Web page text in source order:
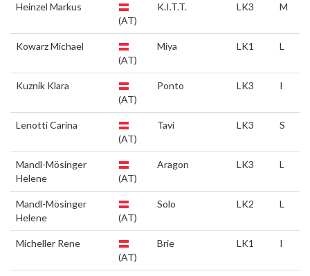
Heinzel Markus
(AT)
K.I.T.T. LK3 M
Kowarz Michael
(AT)
Miya LK1 L
Kuznik Klara
(AT)
Ponto LK3 I
Lenotti Carina
(AT)
Tavi LK3 S
Mandl-Mösinger
Helene
(AT)
Aragon LK3 L
Mandl-Mösinger
Helene
(AT)
Solo LK2 L
Micheller Rene
(AT)
Brie LK1 I